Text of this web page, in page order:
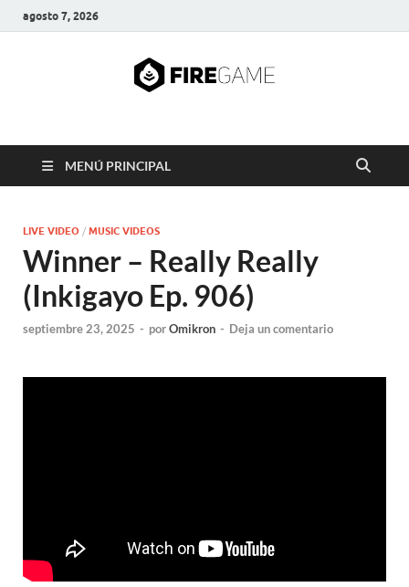
agosto 7, 2026
FIRE GAME
MENÚ PRINCIPAL
LIVE VIDEO / MUSIC VIDEOS
Winner – Really Really
(Inkigayo Ep. 906)
septiembre 23, 2025 - porOmikron - Deja un comentario